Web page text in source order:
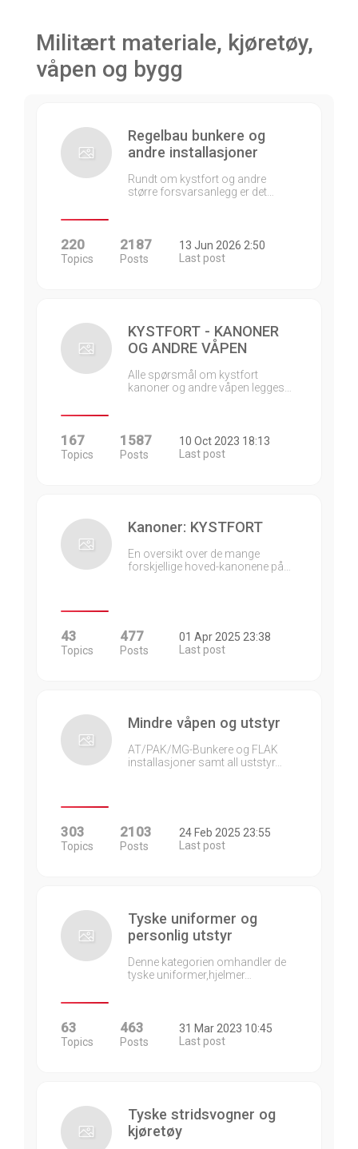
Militært materiale, kjøretøy,
våpen og bygg
Regelbau bunkere og
andre installasjoner
Rundt om kystfort og andre
større forsvarsanlegg er det…
220
Topics
2187
Posts
13 Jun 2026 2:50
Last post
KYSTFORT - KANONER
OG ANDRE VÅPEN
Alle spørsmål om kystfort
kanoner og andre våpen legges…
167
Topics
1587
Posts
10 Oct 2023 18:13
Last post
Kanoner: KYSTFORT
En oversikt over de mange
forskjellige hoved-kanonene på…
43
Topics
477
Posts
01 Apr 2025 23:38
Last post
Mindre våpen og utstyr
AT/PAK/MG-Bunkere og FLAK
installasjoner samt all uststyr…
303
Topics
2103
Posts
24 Feb 2025 23:55
Last post
Tyske uniformer og
personlig utstyr
Denne kategorien omhandler de
tyske uniformer,hjelmer…
63
Topics
463
Posts
31 Mar 2023 10:45
Last post
Tyske stridsvogner og
kjøretøy